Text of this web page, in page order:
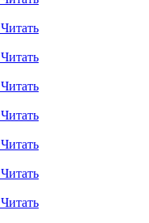
Читать
Читать
Читать
Читать
Читать
Читать
Читать